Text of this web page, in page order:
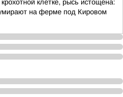
клетке, рысь истощена:
на ферме под Кировом